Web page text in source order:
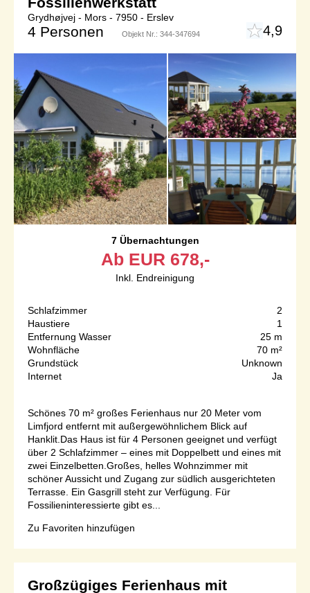
Grydhøjvej - Mors - 7950 - Erslev
4 Personen Objekt Nr.: 344-347694 4,9
7 Übernachtungen
Ab EUR 678,-
Inkl. Endreinigung
Schlafzimmer
2
Haustiere
1
Entfernung Wasser
25 m
Wohnfläche
70 m²
Grundstück
Unknown
Internet
Ja
Schönes 70 m² großes Ferienhaus nur 20 Meter vom
Limfjord entfernt mit außergewöhnlichem Blick auf
Hanklit.Das Haus ist für 4 Personen geeignet und verfügt
über 2 Schlafzimmer – eines mit Doppelbett und eines mit
zwei Einzelbetten.Großes, helles Wohnzimmer mit
schöner Aussicht und Zugang zur südlich ausgerichteten
Terrasse. Ein Gasgrill steht zur Verfügung. Für
Fossilieninteressierte gibt es...
Zu Favoriten hinzufügen
Großzügiges Ferienhaus mit